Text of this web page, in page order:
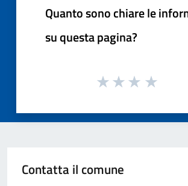
Quanto sono chiare le
su questa pagina?
Contatta il comune